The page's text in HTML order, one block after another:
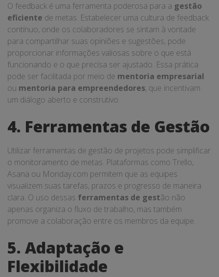
O feedback é uma ferramenta poderosa para a gestão
eficiente de metas. Estabelecer uma cultura de feedback
contínuo, onde os colaboradores se sintam à vontade
para compartilhar suas opiniões e sugestões, pode
proporcionar informações valiosas sobre o que está
funcionando e o que precisa ser ajustado. Essa prática
pode ser facilitada por meio de mentoria empresarial
ou mentoria para empreendedores, que incentivam
um diálogo aberto e construtivo.
4. Ferramentas de Gestão
Utilizar ferramentas de gestão de projetos pode simplificar
o monitoramento de metas. Plataformas como Trello,
Asana ou Monday.com permitem que as equipes
visualizem suas tarefas, prazos e progresso de maneira
clara. O uso dessas ferramentas de gestão não
apenas organiza o fluxo de trabalho, mas também
promove a colaboração entre os membros da equipe.
5. Adaptação e
Flexibilidade